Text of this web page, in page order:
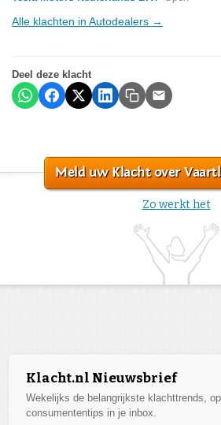
Alle klachten in Autodealers →
Deel deze klacht
Meld uw Klacht over
Zo werkt het
Klacht.nl Nieuwsbrief
Wekelijks de belangrijkste klachttrends,
consumententips in je inbox.